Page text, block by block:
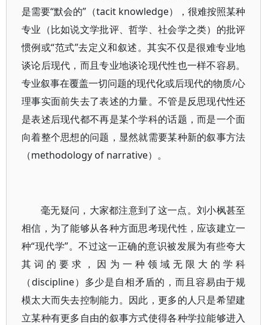
是需要“默会的”（tacit knowledge），很难按照某种
专业（比如说文学批评、哲学、社会学之类）的批评
惯例或“范式”去定义和叙述。其实不仅是很难专业地
谈论后现代，而且专业地谈论现代性也一样不容易。
专业叙事在覆盖一切问题的现代化或后现代的物质/心
理事实面前失去了表述的力量。不管是反思现代性还
是表述后现代都不再是某个学科的话题，而是一个面
向着整个思想的问题，显然就需要某种新的叙事方法
（methodology of narrative）。
毫无疑问，大家都注意到了这一点。刘小枫甚至
相信，为了能够从各种方面思考现代性，应该建立一
种“现代学”。不过这一正确的意识被发展为有些夸大
其词的要求，因为一种领域无限大的学科
（discipline）多少是自相矛盾的，而且容易由于规
模太大而失去控制能力。因此，更多的人只是希望建
立某种有更多自由的叙事方式使得各种学拉能够进入